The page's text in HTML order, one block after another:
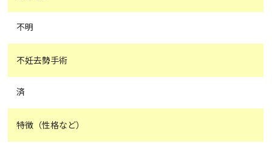
不明
不妊去勢手術
済
特徴（性格など）